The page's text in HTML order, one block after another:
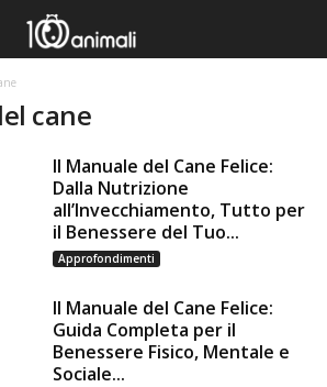
cane
Il Manuale del Cane Felice:
Dalla Nutrizione
all’Invecchiamento, Tutto per
il Benessere del Tuo...
Approfondimenti
Il Manuale del Cane Felice:
Guida Completa per il
Benessere Fisico, Mentale e
Sociale...